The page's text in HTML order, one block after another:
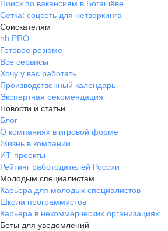
Поиск по вакансиям в Богашёве
Сетка: соцсеть для нетворкинга
Соискателям
hh PRO
Готовое резюме
Все сервисы
Хочу у вас работать
Производственный календарь
Экспертная рекомендация
Новости и статьи
Блог
О компаниях в игровой форме
Жизнь в компании
ИТ-проекты
Рейтинг работодателей России
Молодым специалистам
Карьера для молодых специалистов
Школа программистов
Карьера в некоммерческих организациях
Боты для уведомлений